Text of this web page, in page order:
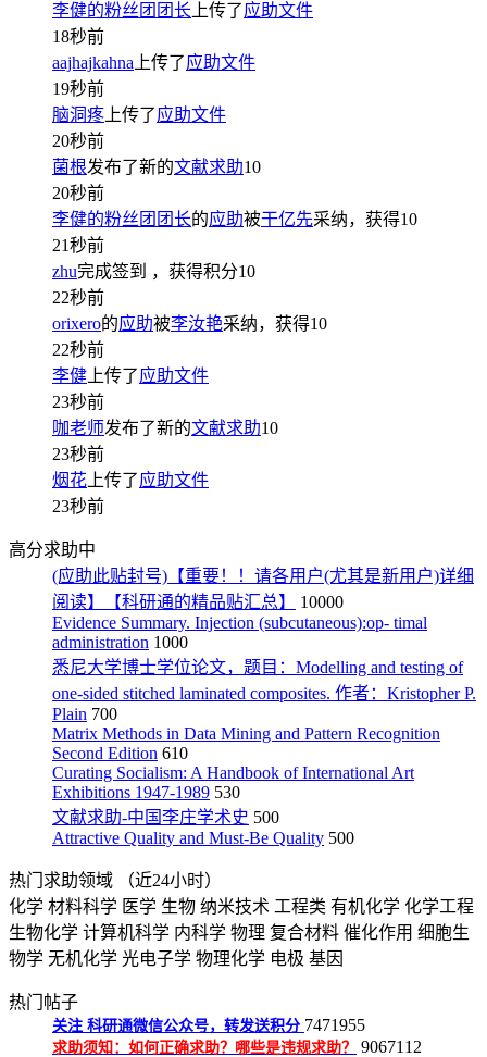
李健的粉丝团团长 上传了应助文件
18秒前
aajhajkahna 上传了应助文件
19秒前
脑洞疼 上传了应助文件
20秒前
菌根发布了新的文献求助10
20秒前
李健的粉丝团团长的应助被干亿先采纳，获得10
21秒前
zhu完成签到 ，获得积分10
22秒前
orixero的应助被李汝艳采纳，获得10
22秒前
李健 上传了应助文件
23秒前
咖老师发布了新的文献求助10
23秒前
烟花 上传了应助文件
23秒前
高分求助中
(应助此贴封号)【重要！！请各用户(尤其是新用户)详细
阅读】【科研通的精品贴汇总】
10000
Evidence Summary. Injection (subcutaneous):op- timal
administration 1000
悉尼大学博士学位论文，题目：Modelling and testing of
one-sided stitched laminated composites. 作者：Kristopher P.
Plain 700
Matrix Methods in Data Mining and Pattern Recognition
Second Edition 610
Curating Socialism: A Handbook of International Art
Exhibitions 1947-1989 530
文献求助-中国李庄学术史 500
Attractive Quality and Must-Be Quality 500
热门求助领域
（近24小时）
化学 材料科学 医学 生物 纳米技术 工程类 有机化学 化学工程
生物化学 计算机科学 内科学 物理 复合材料 催化作用 细胞生
物学 无机化学 光电子学 物理化学 电极 基因
热门帖子
关注 科研通微信公众号，转发送积分 7471955
求助须知：如何正确求助？哪些是违规求助？ 9067112